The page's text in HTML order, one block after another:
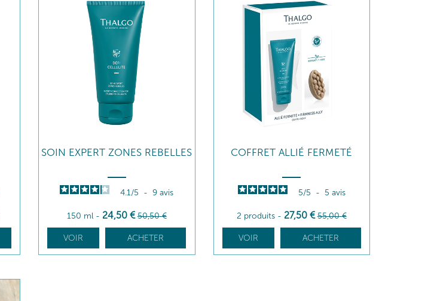
SOIN EXPERT ZONES REBELLES
4.1/5 - 9avis
150 ml - 24,50 € 50,50 €
VOIR ACHETER
COFFRET ALLIÉ FERMETÉ
5/5 - 5 avis
2 produits - 27,50 € 55,00 €
VOIR ACHETER